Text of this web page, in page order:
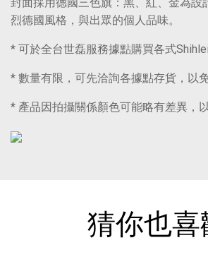
烈德國風格，與出眾的個人品味。
* 可於全台世磊服務據點購買各式Shihlei
* 數量有限，可先洽詢各據點存貨，以免
* 產品因拍攝關係顏色可能略有差異，
猜你也喜